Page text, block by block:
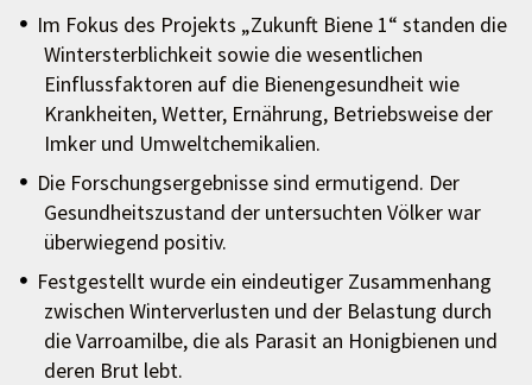
Im Fokus des Projekts „Zukunft Biene 1“ standen die
Wintersterblichkeit sowie die wesentlichen
Einflussfaktoren auf die Bienengesundheit wie
Krankheiten, Wetter, Ernährung, Betriebsweise der
Imker und Umweltchemikalien.
Die Forschungsergebnisse sind ermutigend. Der
Gesundheitszustand der untersuchten Völker war
überwiegend positiv.
Festgestellt wurde ein eindeutiger Zusammenhang
zwischen Winterverlusten und der Belastung durch
die Varroamilbe, die als Parasit an Honigbienen und
deren Brut lebt.